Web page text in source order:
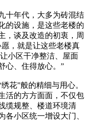
年代，大多为砖混结
的设施，是这些老楼的
，谈及改造的初衷，周
，就是让这些老楼真
小区干净整洁、屋面
心、住得放心。”
”般的精细与用心。
活的方方面面，不仅包
缆规整、楼道环境清
各小区统一增设大门、